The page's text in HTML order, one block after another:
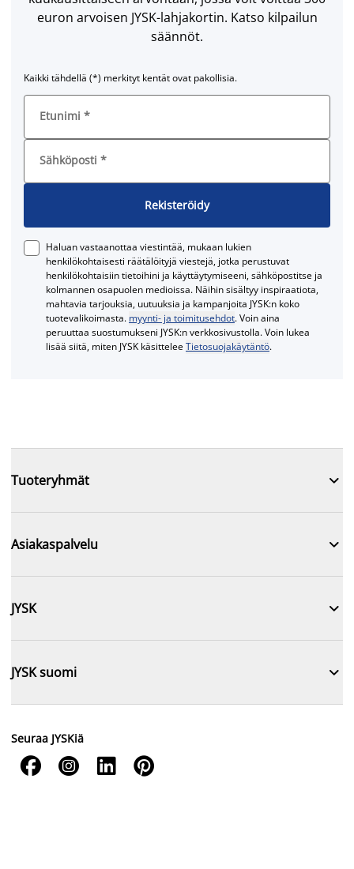
euron arvoisen JYSK-lahjakortin. Katso kilpailun
säännöt.
Kaikki tähdellä (*) merkityt kentät ovat pakollisia.
Etunimi *
Sähköposti *
Rekisteröidy
Haluan vastaanottaa viestintää, mukaan lukien
henkilökohtaisesti räätälöityjä viestejä, jotka perustuvat
henkilökohtaisiin tietoihini ja käyttäytymiseeni, sähköpostitse ja
kolmannen osapuolen medioissa. Näihin sisältyy inspiraatiota,
mahtavia tarjouksia, uutuuksia ja kampanjoita JYSK:n koko
tuotevalikoimasta. myynti- ja toimitusehdot. Voin aina
peruuttaa suostumukseni JYSK:n verkkosivustolla. Voin lukea
lisää siitä, miten JYSK käsitteleeTietosuojakäytäntö.
Tuoteryhmät 
Asiakaspalvelu 
JYSK 
JYSK suomi 
Seuraa JYSKiä
   